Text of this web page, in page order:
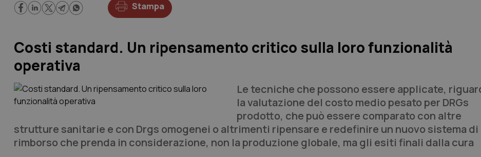
Stampa
Costi standard. Un ripensamento critico sulla loro funzionalità
operativa
Le tecniche che possono essere applicate,
la valutazione del costo medio pesato per DRGs
prodotto, che può essere comparato con altre
strutture sanitarie e con Drgs omogenei o altrimenti ripensare e redefinire un nuovo sistema di
rimborso che prenda in considerazione, non la produzione globale, ma gli esiti finali dalla cura